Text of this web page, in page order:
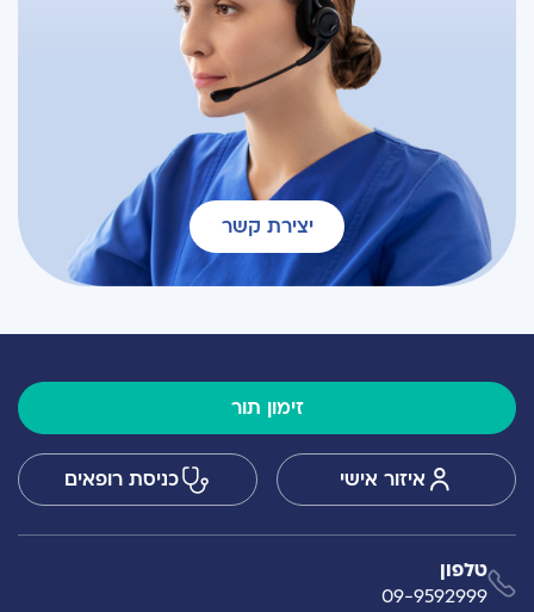
יצירת קשר
זימון תור
איזור אישי כניסת רופאים
טלפון
09-9592999